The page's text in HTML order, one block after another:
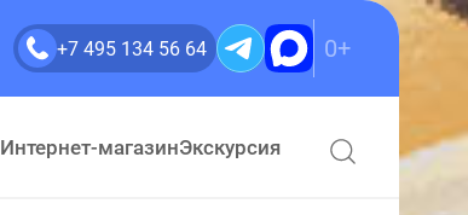
+7 495 134 56 64 0+
Интернет-магазинЭкскурсия